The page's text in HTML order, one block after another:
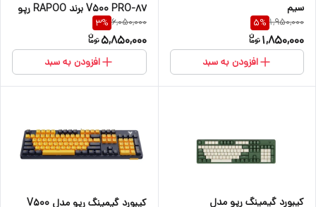
سیم
1,950,000
5%
1,850,000
افزودن به سبد
V500 PRO-87 برند RAPOO رپو
مکانیکال آبی RGB
6,050,000
3%
5,850,000
افزودن به سبد
کیبورد گیمینگ رپو مدل
کیبورد گیمینگ رپو مدل V500